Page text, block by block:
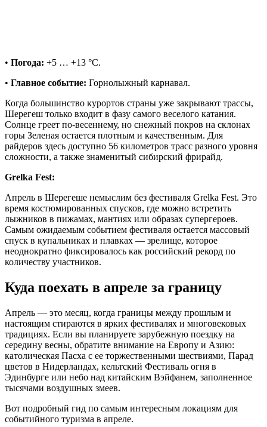
• Погода: +5 … +13 °C.
• Главное событие: Горнолыжный карнавал.
Когда большинство курортов страны уже закрывают трассы,
Шерегеш только входит в фазу самого веселого катания.
Солнце греет по-весеннему, но снежный покров на склонах
горы Зеленая остается плотным и качественным. Для
райдеров здесь доступно 56 километров трасс разного уровня
сложности, а также знаменитый сибирский фрирайд.
Grelka Fest:
Апрель в Шерегеше немыслим без фестиваля Grelka Fest. Это
время костюмированных спусков, где можно встретить
лыжников в пижамах, мантиях или образах супергероев.
Самым ожидаемым событием фестиваля остается массовый
спуск в купальниках и плавках — зрелище, которое
неоднократно фиксировалось как российский рекорд по
количеству участников.
Куда поехать в апреле за границу
Апрель — это месяц, когда границы между прошлым и
настоящим стираются в ярких фестивалях и многовековых
традициях. Если вы планируете зарубежную поездку на
середину весны, обратите внимание на Европу и Азию:
католическая Пасха с ее торжественными шествиями, Парад
цветов в Нидерландах, кельтский Фестиваль огня в
Эдинбурге или небо над китайским Вэйфанем, заполненное
тысячами воздушных змеев.
Вот подробный гид по самым интересным локациям для
событийного туризма в апреле.